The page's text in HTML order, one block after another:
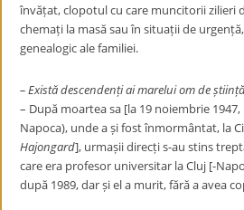
învățat, clopotul cu care muncitorii zilieri
chemați la masă sau în situații de
genealogic ale familiei.
–Există descendenți ai marelui om de
– După moartea sa [la 19 noiembrie 1947,
Napoca), unde a și fost înmormântat, la
Hajongard], urmașii direcți s-au stins
care era profesor universitar la Cluj [-
după 1989, dar și el a murit, fără a avea